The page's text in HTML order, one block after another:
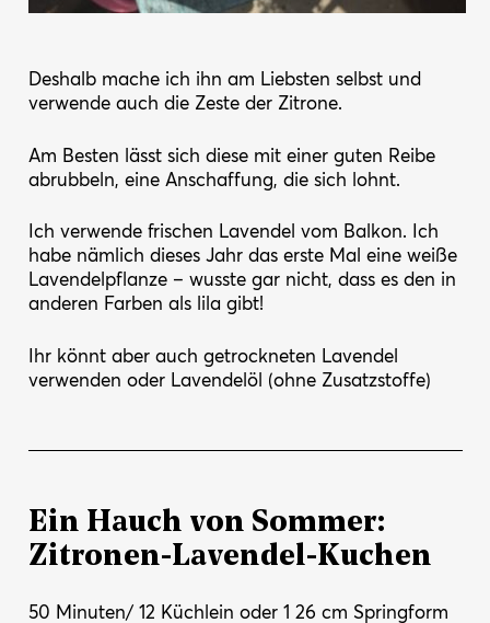
Deshalb mache ich ihn am Liebsten selbst und
verwende auch die Zeste der Zitrone.
Am Besten lässt sich diese mit einer guten Reibe
abrubbeln, eine Anschaffung, die sich lohnt.
Ich verwende frischen Lavendel vom Balkon. Ich
habe nämlich dieses Jahr das erste Mal eine weiße
Lavendelpflanze – wusste gar nicht, dass es den in
anderen Farben als lila gibt!
Ihr könnt aber auch getrockneten Lavendel
verwenden oder Lavendelöl (ohne Zusatzstoffe)
Ein Hauch von Sommer:
Zitronen-Lavendel-Kuchen
50 Minuten/ 12 Küchlein oder 1 26 cm Springform